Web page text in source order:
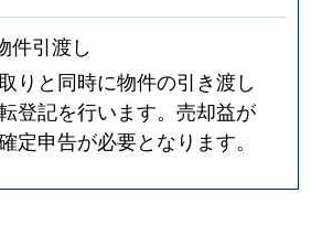
件引渡し
りと同時に物件の引き渡し
登記を行います。売却益が
定申告が必要となります。